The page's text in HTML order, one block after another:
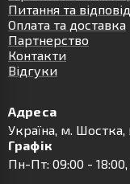
Питання та
Оплата та доставка
Партнерство
Контакти
Відгуки
Адреса
Українa, м.
Графік
Пн-Пт: 09:00 -